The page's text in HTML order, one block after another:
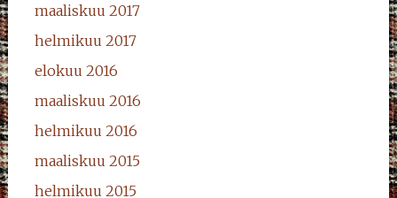
maaliskuu 2017
helmikuu 2017
elokuu 2016
maaliskuu 2016
helmikuu 2016
maaliskuu 2015
helmikuu 2015